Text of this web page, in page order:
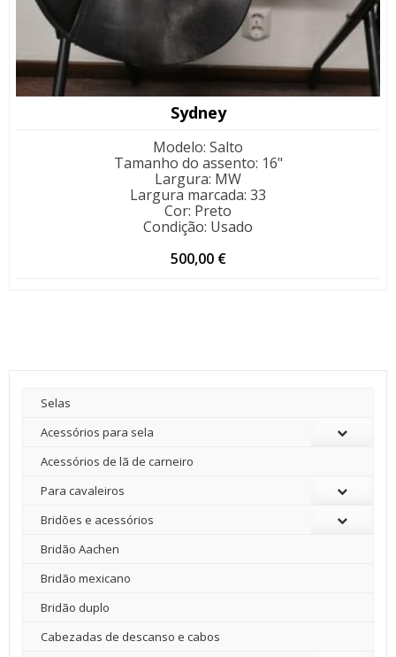
Sydney
Modelo: Salto
Tamanho do assento: 16"
Largura: MW
Largura marcada: 33
Cor: Preto
Condição: Usado
500,00 €
Selas
Acessórios para sela
Acessórios de lã de carneiro
Para cavaleiros
Bridões e acessórios
Bridão Aachen
Bridão mexicano
Bridão duplo
Cabezadas de descanso e cabos